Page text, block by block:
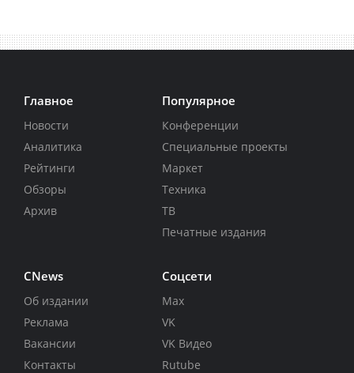
Главное
Новости
Аналитика
Рейтинги
Обзоры
Архив
Популярное
Конференции
Специальные проекты
Маркет
Техника
ТВ
Печатные издания
CNews
Об издании
Реклама
Вакансии
Контакты
Соцсети
Max
VK
VK Видео
Rutube